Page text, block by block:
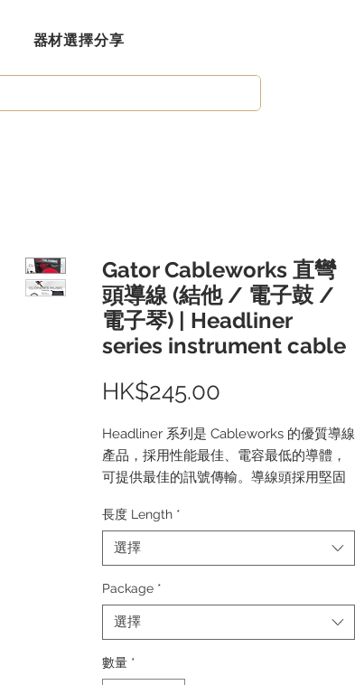
器材選擇分享
Gator Cableworks 直彎
頭導線 (結他 / 電子鼓 /
電子琴) | Headliner
series instrument cable
HK$245.00
格
Headliner 系列是 Cableworks 的優質導線
產品，採用性能最佳、電容最低的導體，
可提供最佳的訊號傳輸。導線頭採用堅固
點，以便在使用多組導線時輕鬆識別
內襯電纜包覆在堅固、柔韌的 PVC 護套
中，形成極其耐用且可靠的導線，能夠經
受時間的考驗。
規格
- 低電容 - 允許更多訊號流並避免頻率下降
長度 Length *
選擇
Package *
選擇
數量 *